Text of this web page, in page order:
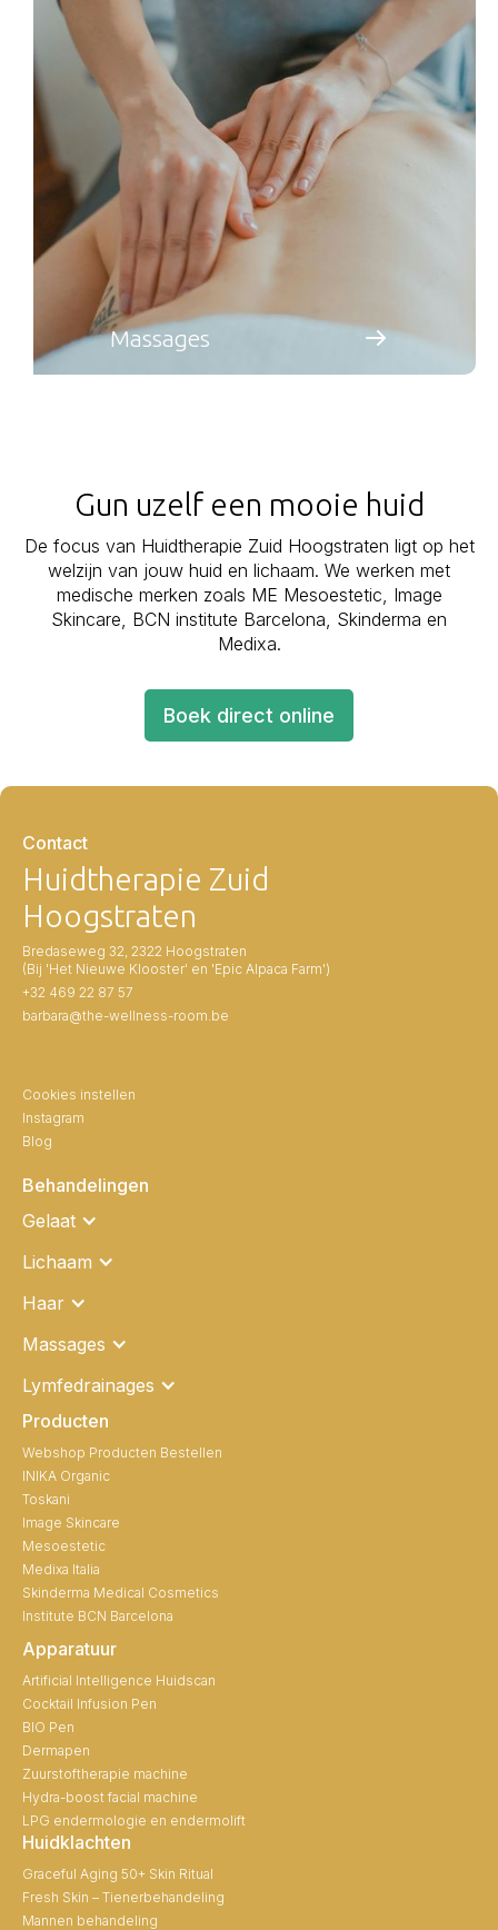
Massages
Gun uzelf een mooie huid
De focus van Huidtherapie Zuid Hoogstraten ligt op het
welzijn van jouw huid en lichaam. We werken met
medische merken zoals ME Mesoestetic, Image
Skincare, BCN institute Barcelona, Skinderma en
Medixa.
Boek direct online
Contact
Huidtherapie Zuid
Hoogstraten
Bredaseweg 32, 2322 Hoogstraten
(Bij 'Het Nieuwe Klooster' en 'Epic Alpaca Farm')
+32 469 22 87 57
barbara@the-wellness-room.be
Cookies instellen
Instagram
Blog
Behandelingen
Gelaat
Lichaam
Haar
Massages
Lymfedrainages
Producten
Webshop Producten Bestellen
INIKA Organic
Toskani
Image Skincare
Mesoestetic
Medixa Italia
Skinderma Medical Cosmetics
Institute BCN Barcelona
Apparatuur
Artificial Intelligence Huidscan
Cocktail Infusion Pen
BIO Pen
Dermapen
Zuurstoftherapie machine
Hydra-boost facial machine
LPG endermologie en endermolift
Huidklachten
Graceful Aging 50+ Skin Ritual
Fresh Skin – Tienerbehandeling
Mannen behandeling